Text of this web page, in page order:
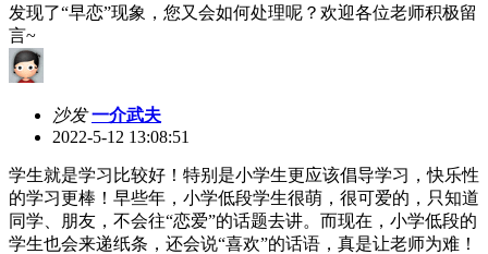
发现了“早恋”现象，您又会如何处理呢？欢迎各位老师积极留
言~
沙发 一介武夫
2022-5-12 13:08:51
学生就是学习比较好！特别是小学生更应该倡导学习，快乐性
的学习更棒！早些年，小学低段学生很萌，很可爱的，只知道
同学、朋友，不会往“恋爱”的话题去讲。而现在，小学低段的
学生也会来递纸条，还会说“喜欢”的话语，真是让老师为难！